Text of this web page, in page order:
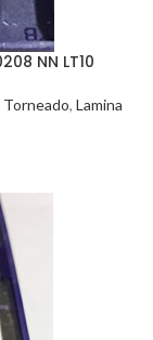
NN LT10
, Lamina